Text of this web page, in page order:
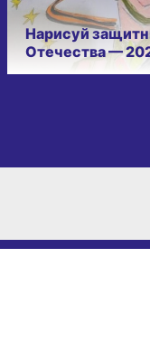
Нарисуй
Отечества —